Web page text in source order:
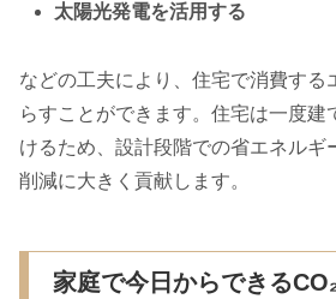
太陽光発電を活用する
などの工夫により、住宅で消費する
らすことができます。住宅は一度建
けるため、設計段階での省エネルギ
削減に大きく貢献します。
家庭で今日からできる